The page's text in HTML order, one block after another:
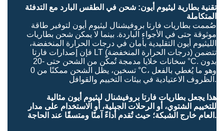
تقنية بطارية ليثيوم أيون: شحن في الطقس البارد مع التدفئة
المتكاملة
صُممت بطاريات فارتا بروفيشنال ليثيوم أيون لتوفير طاقة
موثوقة حتى في الأجواء الباردة. بينما لا يمكن شحن بطاريات
الليثيوم أيون التقليدية بأمان في درجات الحرارة المنخفضة،
فإن إصدارات فارتا LT (درجات الحرارة المنخفضة) تتضمن
سخانات خلايا مدمجة تُمكّن من الشحن حتى -20 °C. بدون
تسخين، يظل الشحن ممكنًا من 0 °C، وهو ما يُغطي بالفعل
الظروف الاعتيادية في بيئات التخييم والقوافل.
هذا يجعل بطاريات فارتا بروفيشنال ليثيوم أيون مثالية
للتخييم الشتوي، أو الرحلات الجبلية، أو الاستخدام على مدار
العام خارج الشبكة؛ حيث تُقدم أداءً آمنًا ومتسقًا عند الحاجة.